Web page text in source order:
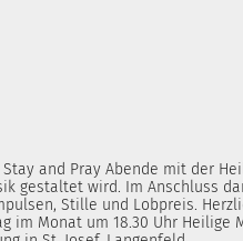
and Pray Abende mit der
gestaltet wird. Im Anschluss
Stille und Lobpreis.
im Monat um 18.30 Uhr Heilige